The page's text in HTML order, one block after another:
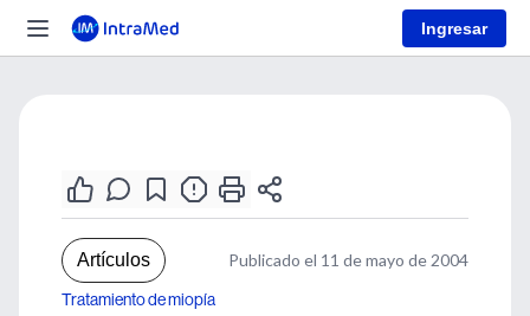
Ingresar
Artículos Publicado el 11 de mayo de 2004
Tratamiento de miopía